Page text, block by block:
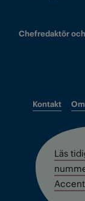
Chefredaktör
Kontakt
Läs
Accent